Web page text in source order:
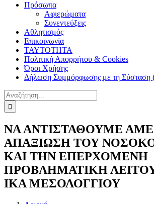
Πρόσωπα
Αφιερώματα
Συνεντεύξεις
Αθλητισμός
Επικοινωνία
ΤΑΥΤΟΤΗΤΑ
Πολιτική Απορρήτου & Cookies
Όροι Χρήσης
Δήλωση Συμμόρφωσης με τη Σύσταση
Αναζήτηση
για:
ΝΑ ΑΝΤΙΣΤΑΘΟΥΜΕ
ΑΠΑΞΙΩΣΗ ΤΟΥ
ΚΑΙ ΤΗΝ ΕΠΕΡΧΟΜΕΝΗ
ΠΡΟΒΛΗΜΑΤΙΚΗ
ΙΚΑ ΜΕΣΟΛΟΓΓΙΟΥ